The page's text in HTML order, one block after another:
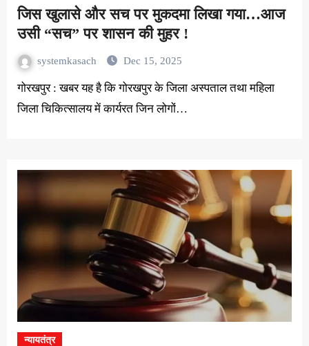
जिस खुलासे और सच पर मुकदमा लिखा गया…आज
उसी “सच” पर शासन की मुहर !
systemkasach Dec 15, 2025
गोरखपुर : खबर यह है कि गोरखपुर के जिला अस्पताल तथा महिला
जिला चिकित्सालय में कार्यरत जिन लोगों…
न्यायतंत्र